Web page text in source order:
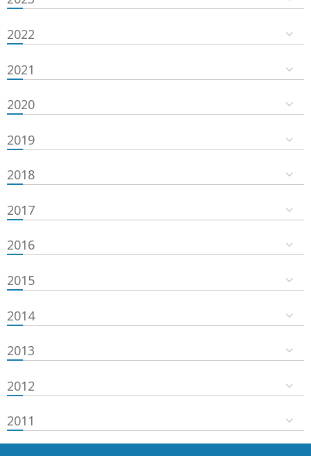
2022
2021
2020
2019
2018
2017
2016
2015
2014
2013
2012
2011